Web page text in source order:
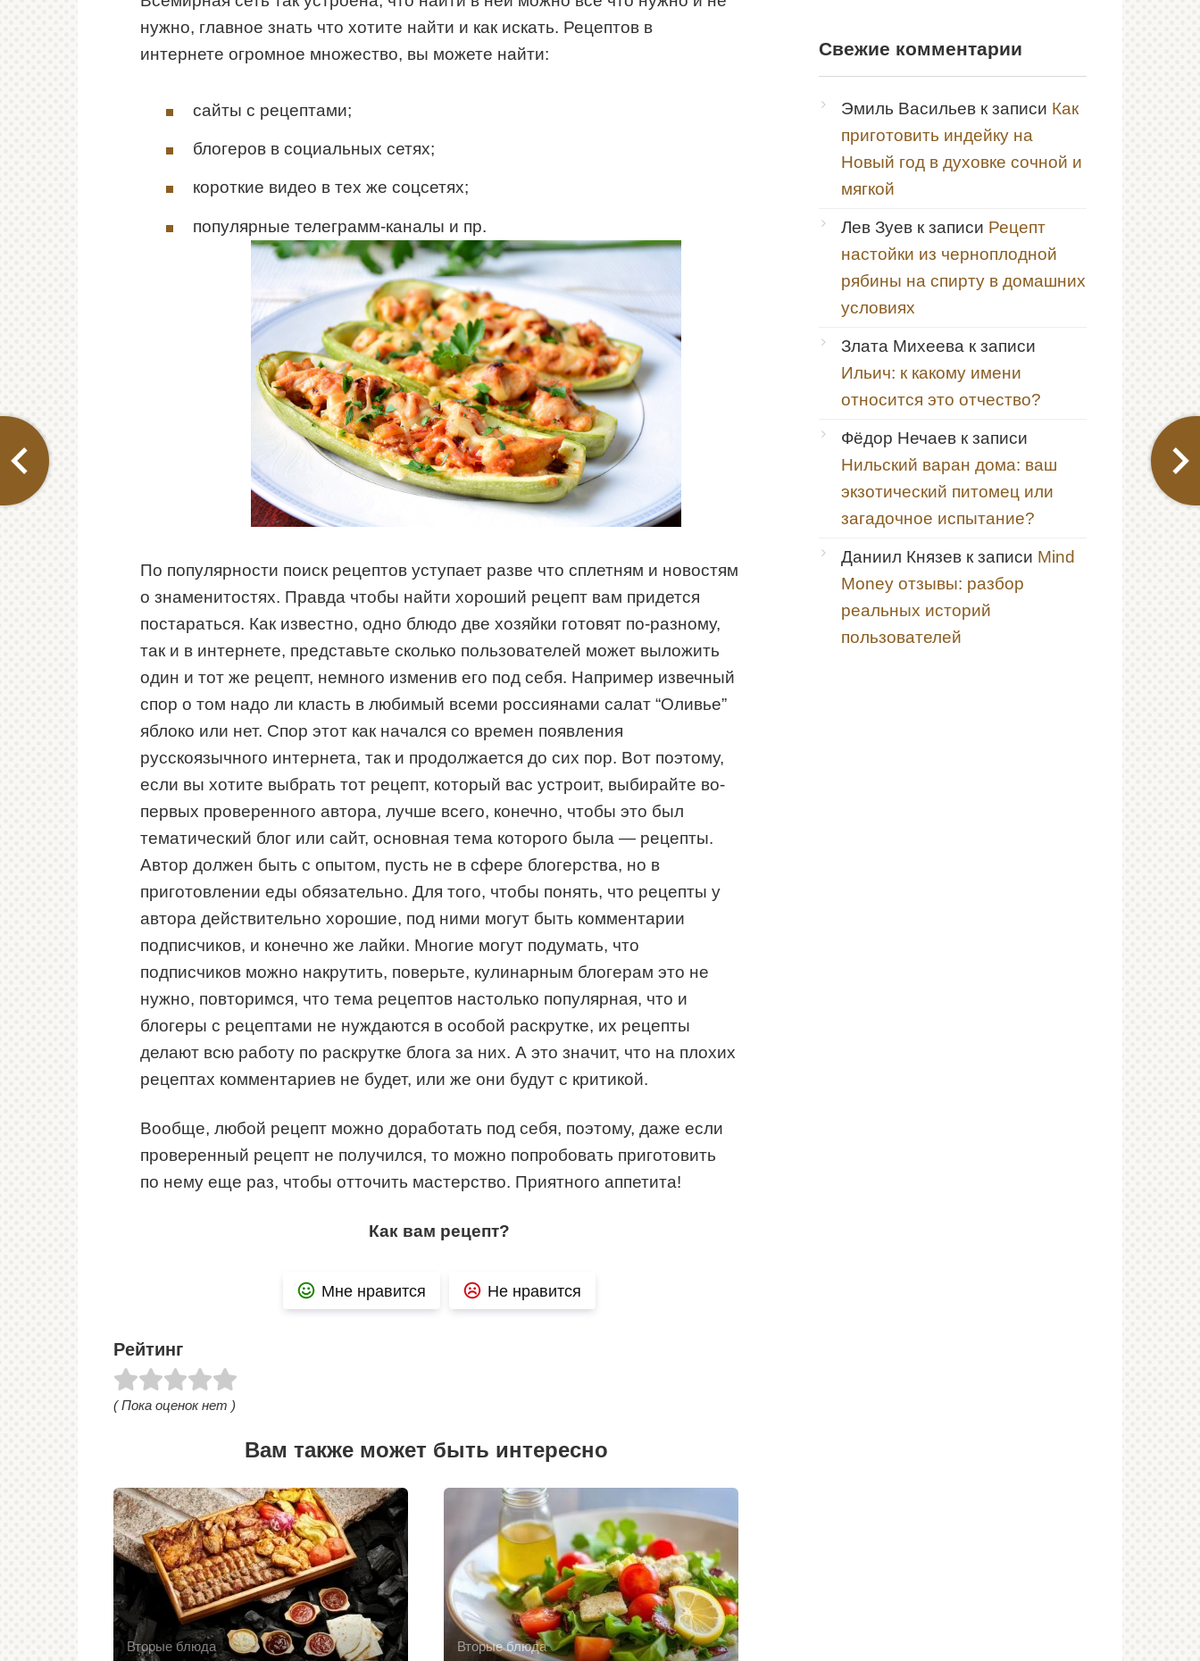
нужно, главное знать что хотите найти и как искать. Рецептов в
интернете огромное множество, вы можете найти:
сайты с рецептами;
блогеров в социальных сетях;
короткие видео в тех же соцсетях;
популярные телеграмм-каналы и пр.
По популярности поиск рецептов уступает разве что сплетням и новостям
о знаменитостях. Правда чтобы найти хороший рецепт вам придется
постараться. Как известно, одно блюдо две хозяйки готовят по-разному,
так и в интернете, представьте сколько пользователей может выложить
один и тот же рецепт, немного изменив его под себя. Например извечный
спор о том надо ли класть в любимый всеми россиянами салат “Оливье”
яблоко или нет. Спор этот как начался со времен появления
русскоязычного интернета, так и продолжается до сих пор. Вот поэтому,
если вы хотите выбрать тот рецепт, который вас устроит, выбирайте во-
первых проверенного автора, лучше всего, конечно, чтобы это был
тематический блог или сайт, основная тема которого была — рецепты.
Автор должен быть с опытом, пусть не в сфере блогерства, но в
приготовлении еды обязательно. Для того, чтобы понять, что рецепты у
автора действительно хорошие, под ними могут быть комментарии
подписчиков, и конечно же лайки. Многие могут подумать, что
подписчиков можно накрутить, поверьте, кулинарным блогерам это не
нужно, повторимся, что тема рецептов настолько популярная, что и
блогеры с рецептами не нуждаются в особой раскрутке, их рецепты
делают всю работу по раскрутке блога за них. А это значит, что на плохих
рецептах комментариев не будет, или же они будут с критикой.
Вообще, любой рецепт можно доработать под себя, поэтому, даже если
проверенный рецепт не получился, то можно попробовать приготовить
по нему еще раз, чтобы отточить мастерство. Приятного аппетита!
Как вам рецепт?
Мне нравится Не нравится
Рейтинг
( Пока оценок нет )
Вам также может быть интересно
Вторые блюда Вторые блюда
Свежие комментарии
Эмиль Васильев к записи Как
приготовить индейку на
Новый год в духовке сочной и
мягкой
Лев Зуев к записи Рецепт
настойки из черноплодной
рябины на спирту в домашних
условиях
Злата Михеева к записи
Ильич: к какому имени
относится это отчество?
Фёдор Нечаев к записи
Нильский варан дома: ваш
экзотический питомец или
загадочное испытание?
Даниил Князев к записи Mind
Money отзывы: разбор
реальных историй
пользователей